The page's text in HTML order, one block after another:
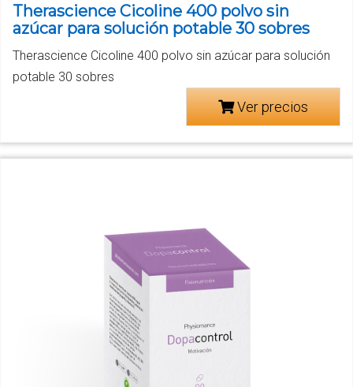
Therascience Cicoline 400 polvo sin
azúcar para solución potable 30 sobres
Therascience Cicoline 400 polvo sin azúcar para solución
potable 30 sobres
Ver precios